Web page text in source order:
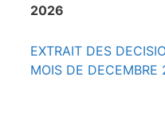
2026
EXTRAIT DES
MOIS DE